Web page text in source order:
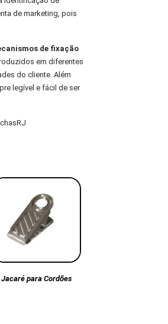
de marketing, pois
de fixação
em diferentes
do cliente. Além
legível e fácil de ser
Jacaré para Cordões